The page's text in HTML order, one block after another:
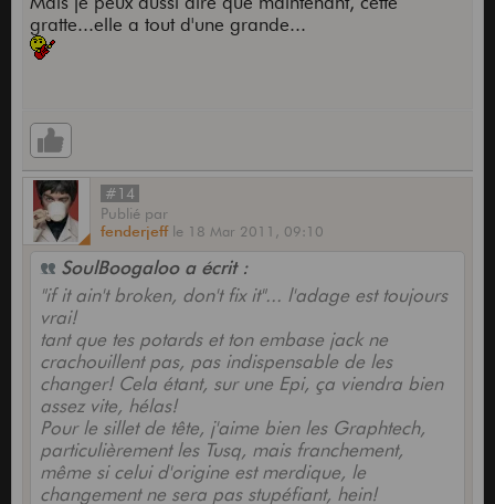
gratte...elle a tout d'une grande...
#14
Publié par
fenderjeff le 18 Mar 2011, 09:10
SoulBoogaloo a écrit :
"if it ain't broken, don't fix it"... l'adage est toujours
vrai!
tant que tes potards et ton embase jack ne
crachouillent pas, pas indispensable de les
changer! Cela étant, sur une Epi, ça viendra bien
assez vite, hélas!
Pour le sillet de tête, j'aime bien les Graphtech,
particulièrement les Tusq, mais franchement,
même si celui d'origine est merdique, le
changement ne sera pas stupéfiant, hein!